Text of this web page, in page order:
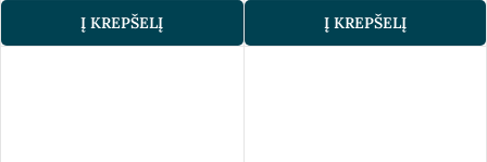
Į KREPŠELĮ Į KREPŠELĮ